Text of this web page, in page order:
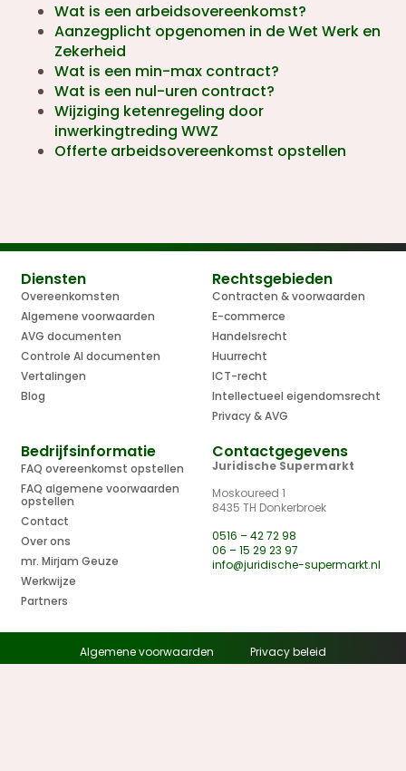
Wat is een arbeidsovereenkomst?
Aanzegplicht opgenomen in de Wet Werk en
Zekerheid
Wat is een min-max contract?
Wat is een nul-uren contract?
Wijziging ketenregeling door
inwerkingtreding WWZ
Offerte arbeidsovereenkomst opstellen
Diensten
Overeenkomsten
Algemene voorwaarden
AVG documenten
Controle AI documenten
Vertalingen
Blog
Rechtsgebieden
Contracten & voorwaarden
E-commerce
Handelsrecht
Huurrecht
ICT-recht
Intellectueel eigendomsrecht
Privacy & AVG
Bedrijfsinformatie
FAQ overeenkomst opstellen
FAQ algemene voorwaarden
opstellen
Contact
Over ons
mr. Mirjam Geuze
Werkwijze
Partners
Contactgegevens
Juridische Supermarkt
Moskoureed 1
8435 TH Donkerbroek
0516 – 42 72 98
06 – 15 29 23 97
info@juridische-supermarkt.nl
Algemene voorwaarden Privacy beleid